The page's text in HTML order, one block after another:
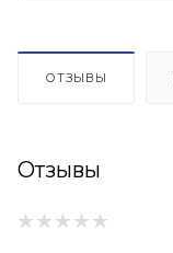
ОТЗЫВЫ
Отзывы